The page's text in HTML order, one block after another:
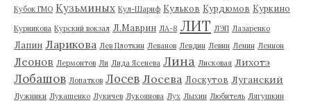
Кубок ГМО Кузьминых Кул-Шариф Кульков Курдюмов Куркино
Курникова Курский вокзал Л.Маврин ЛА-8 ЛИТ ЛЭП Лазаренко
Лапин Ларикова Лев Плоткин Леванов Левдин Левин Ленин Леннон
Леонов Лермонтов Ли Лида Ясенева Лина Лисковая Лихотэ
Лобашов Лопатков Лосев Лосева Лоскутов Луганский
Лужники Лукашенко Лукичев Лукоянова Лух Лыхин Любитель Лягушкин